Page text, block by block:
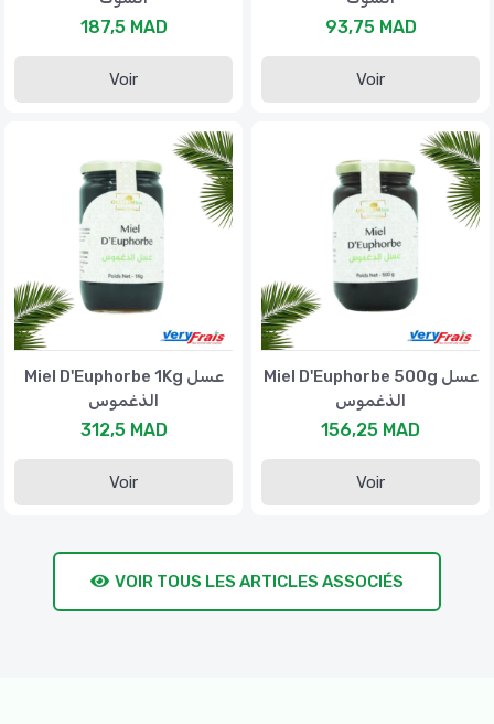
187,5 MAD
Voir
93,75 MAD
Voir
Miel D'Euphorbe 1Kg عسل
الذغموس
312,5 MAD
Voir
Miel D'Euphorbe 500g عسل
الذغموس
156,25 MAD
Voir
VOIR TOUS LES ARTICLES ASSOCIÉS